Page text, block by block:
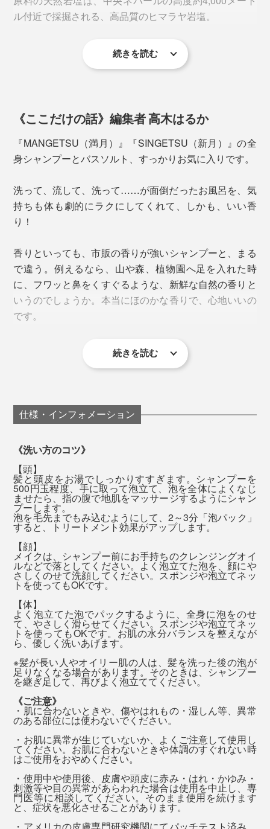
男女を問わず、強い香りが苦手な人も、「心地よさ」を
監修によるもの。
高橋氏は、東京・吉祥寺で20年以上続いている老舗のア
ロマテラピースクール セリストの校長で、公益社団法
人 日本アロマ環境協会を設立した、アロマの先駆者で
高橋氏によると、『MANGETSU（満月）』は、心身を
ほんのり甘いオレンジやゼラニウム、落ち着いたラベン
ダーやパチュリを中心に、天然のオイルをブレンドして
います。
『SINGETSU（新月）』は、新しい始まり、リフレッシ
ュをイメージした香り。
爽やかなレモンやペパーミント、樹木を思わせるジュニ
パーを中心に、こちらも天然オイルをブレンドしていま
す。
香りを感じる嗅覚は、私たちの五感で唯一、感情や記憶
をコントロールする、脳の大脳辺縁系へ直接伝わりま
使い方はカンタン、まさに全身丸洗い。
『MANGETSU（満月）』または『SINGETSU（新
月）』のどちらかを、手のひらに出して、水を含ませて
から泡立ててください。
見た目は透明、目立った香りもない、ごく普通のシャン
プーですが、あっという間にキメ細かい、モチモチ泡の
できあがり。
まずは、いつものように頭を洗います。指でマッサージ
するように洗っていると、ますます泡立ってきて、しか
も、その泡がヘタりにくいことを実感するはずです。
シャンプー後はすぐに流さないで、そのまま髪を「泡パ
ック」するのがオススメ（2分以上）。その間に、残り
洗ってください。
※髪が長い人やオイリー肌の人は、髪を洗った後の泡が足りなくなる場合がありま
す。そのときは、シャンプーを継ぎ足して、再びよく泡立ててください。
ル付近で採掘される、高品質のヒマラヤ岩塩。
世界最高峰で採掘されるミネラル豊富な岩塩は、インド
『MANGETSU（満月）』はピンクソルトを、
『SINGETSU（新月）』はクリスタルソルトを。
どちらも、ナトリウム・カルシウム・鉄・リン・マグネ
シウム・カリウム・亜鉛・ケイ素・イオウといった、10
入浴時に、『MANGETSU（満月）』または
い。ハーブの香りが一瞬フワッと広がって、だんだん落
天然岩塩は溶けやすく、岩塩といっしょに、
『MANGETSU（満月）』『SINGETSU（新月）』の香
りも溶けていくので、バスソルトは、湯船に入る直前に
入れることをおすすめします。
38～40℃のややぬるめのお湯に、15～20分ほど、ゆっ
くり浸かりましょう。浸かった後は、シャワーで流さず
に、そのまま上がってください（バスソルトの香りは、
ほとんど残りません）
続きを読む
《ここだけの話》編集者 高木はるか
『MANGETSU（満月）』『SINGETSU（新月）』の全
身シャンプーとバスソルト、すっかりお気に入りです。
洗って、流して、洗って……が面倒だったお風呂を、気
持ちも体も劇的にラクにしてくれて、しかも、いい香
り！
香りといっても、市販の香りが強いシャンプーと、まる
で違う。例えるなら、山や森、植物園へ足を入れた時
に、フワッと鼻をくすぐるような、新鮮な自然の香りと
いうのでしょうか。本当にほのかな香りで、心地いいの
です。
『MANGETSU（満月）』はやや甘めの香り、
全身シャンプーは、豊かな泡で、頭からつま先までを包
むように洗って、一気に流すと、髪も肌もしっとり。そ
の頃には、もう香りは落ち着いて、ほとんど感じませ
ん。
流した後は、肌が滑るような、ぬめりが残りますが、大
丈夫。タオルで拭いた後は落ち着いて、「お風呂上がり
のしっとり感」が長く続くように感じます。
バスソルトは、袋を開けると、フワッと香りが広がっ
て、いい気持ち。
湯船に入れると、香りも溶けていって、ほとんど感じな
くなりますが、ミネラル豊富なお湯のおかげでしょう、
ぬるめのお湯でも、体がよく温まります。
実は、MONOCOの原稿の〆切日は、忙しさと疲れで、
『MANGETSU（満月）』『SINGETSU（新月）』を使
うようになってからは、忙しくても、夜のうちにお風呂
へ入るようになりました！
香りを感じると、山や公園で自然に触れた時の記憶や心
地よさを思い出して、それまでの仕事から意識が“離れ
る”からでしょうか。
続きを読む
仕様・インフォメーション
《洗い方のコツ》
【頭】
髪と頭皮をお湯でしっかりすすぎます。シャンプーを
500円玉程度、手に取って泡立て、泡を全体によくなじ
ませたら、指の腹で地肌をマッサージするようにシャン
プーします。
泡を毛先までもみ込むようにして、2～3分「泡パック」
すると、トリートメント効果がアップします。
【顔】
メイクは、シャンプー前にお手持ちのクレンジングオイ
ルなどで落としてください。よく泡立てた泡を、顔にや
さしくのせて洗顔してください。スポンジや泡立てネッ
トを使ってもOKです。
【体】
よく泡立てた泡でパックするように、全身に泡をのせ
て、やさしく滑らせてください。スポンジや泡立てネッ
トを使ってもOKです。お肌の水分バランスを整えなが
ら、優しく洗いあげます。
※髪が長い人やオイリー肌の人は、髪を洗った後の泡が
足りなくなる場合があります。そのときは、シャンプー
を継ぎ足して、再びよく泡立ててください。
《ご注意》
・肌に合わないときや、傷やはれもの・湿しん等、異常
のある部位には使わないでください。
・お肌に異常が生じていないか、よくご注意して使用し
てください。お肌に合わないときや体調のすぐれない時
はご使用をおやめください。
・使用中や使用後、皮膚や頭皮に赤み・はれ・かゆみ・
刺激等や目の異常があらわれた場合は使用を中止し、専
門医等に相談してください。そのまま使用を続けます
と、症状を悪化させることがあります。
・アメリカの皮膚専門研究機関にてパッチテスト済み。